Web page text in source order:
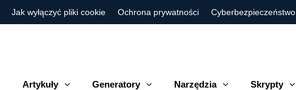
Jak wyłączyć pliki cookie Ochrona prywatności Cyberbezpieczeństwo
Artykuły Generatory Narzędzia Skrypty